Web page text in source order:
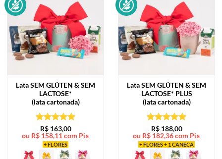
LataSEM GLÚTEN & SEM
LACTOSE*
(lata cartonada)
Avaliação5
de 5
R$163,00
ou R$ 158,11 com Pix
+ FLORES
LataSEM GLÚTEN & SEM
LACTOSE* PLUS
(lata cartonada)
Avaliação5
de 5
R$188,00
ou R$ 182,36com Pix
+ FLORES + 1 CANECA